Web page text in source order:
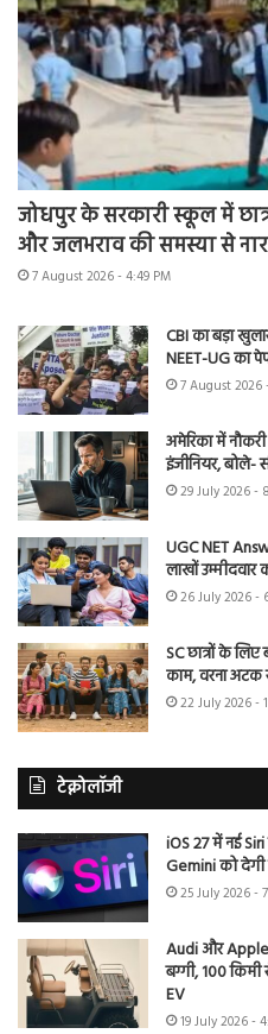
जोधपुर के सरकारी स्कूल में
और जलभराव की समस्या से
7 August 2026 - 4:49 PM
CBI का बड़ा
NEET-UG का
7 August 2026
अमेरिका में
इंजीनियर, बोले-
29 July 2026 -
UGC NET
लाखों उम्मीदवार
26 July 2026 -
SC छात्रों के
काम, वरना
22 July 2026 -
टेक्नोलॉजी
iOS 27 में नई
Gemini को
25 July 2026 -
Audi और Apple
बग्गी, 100
EV
19 July 2026 -